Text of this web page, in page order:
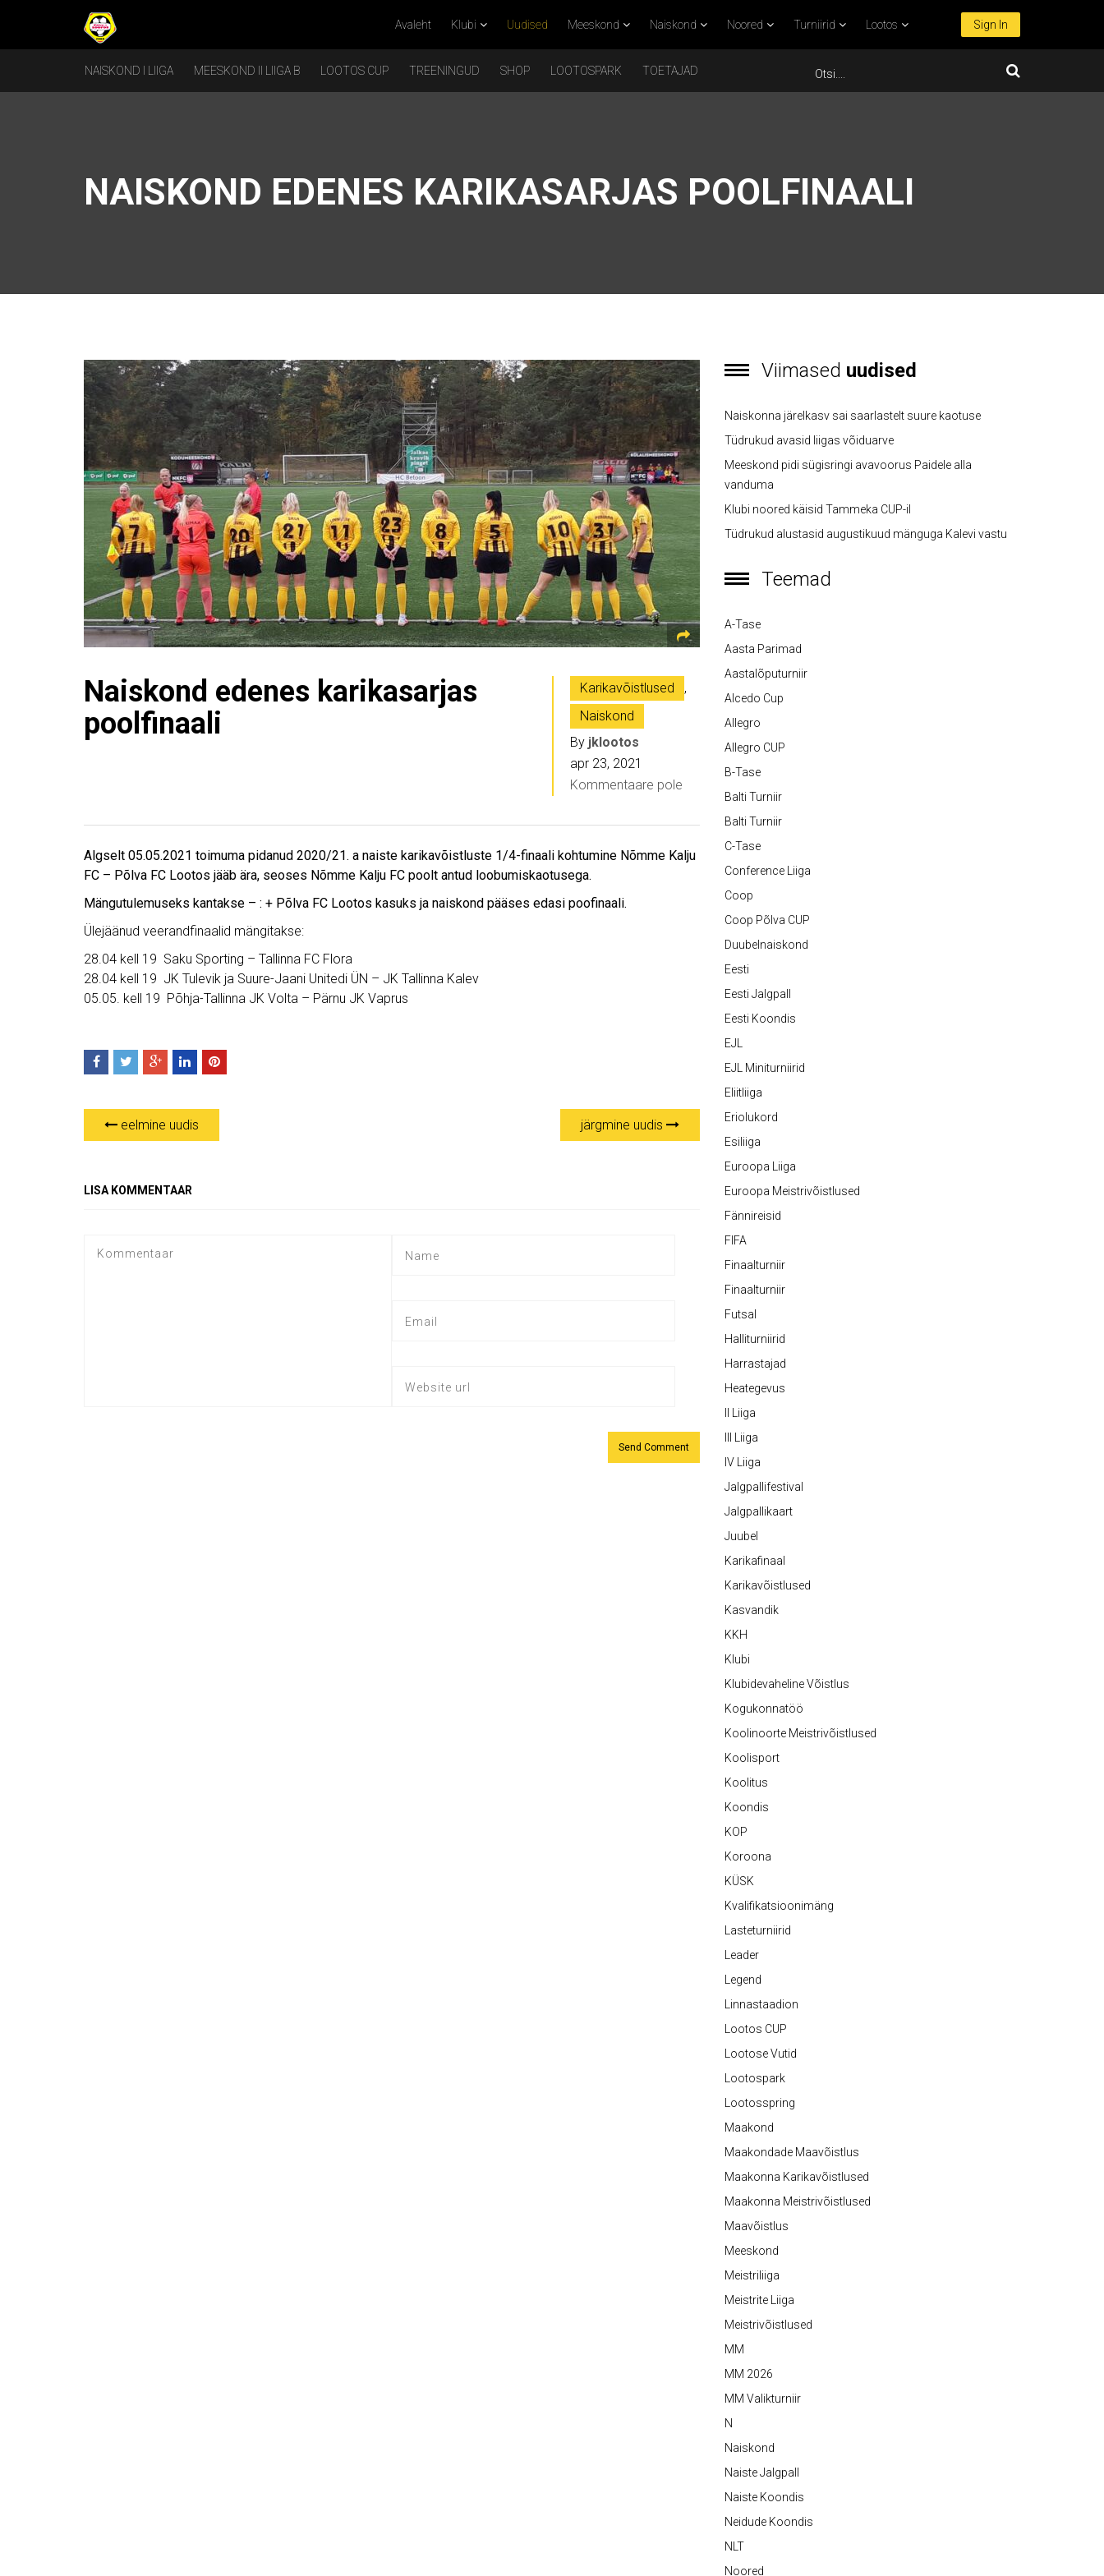
Avaleht Klubi Uudised Meeskond Naiskond Noored Turniirid Lootos Sign In
NAISKOND I LIIGA MEESKOND II LIIGA B LOOTOS CUP TREENINGUD SHOP LOOTOSPARK TOETAJAD
NAISKOND EDENES KARIKASARJAS POOLFINAALI
Naiskond edenes karikasarjas
poolfinaali
Karikavõistlused
,
Naiskond
By jklootos
apr 23, 2021
Kommentaare pole
Algselt 05.05.2021 toimuma pidanud 2020/21. a naiste karikavõistluste 1/4-finaali kohtumine Nõmme Kalju
FC – Põlva FC Lootos jääb ära, seoses Nõmme Kalju FC poolt antud loobumiskaotusega.
Mängutulemuseks kantakse – : + Põlva FC Lootos kasuks ja naiskond pääses edasi poofinaali.
Ülejäänud veerandfinaalid mängitakse:
28.04 kell 19 Saku Sporting – Tallinna FC Flora
28.04 kell 19 JK Tulevik ja Suure-Jaani Unitedi ÜN – JK Tallinna Kalev
05.05. kell 19 Põhja-Tallinna JK Volta – Pärnu JK Vaprus
eelmine uudis järgmine uudis
LISA KOMMENTAAR
Viimased uudised
Naiskonna järelkasv sai saarlastelt suure kaotuse
Tüdrukud avasid liigas võiduarve
Meeskond pidi sügisringi avavoorus Paidele alla
vanduma
Klubi noored käisid Tammeka CUP-il
Tüdrukud alustasid augustikuud mänguga Kalevi vastu
Teemad
A-Tase
Aasta Parimad
Aastalõputurniir
Alcedo Cup
Allegro
Allegro CUP
B-Tase
Balti Turniir
Balti Turniir
C-Tase
Conference Liiga
Coop
Coop Põlva CUP
Duubelnaiskond
Eesti
Eesti Jalgpall
Eesti Koondis
EJL
EJL Miniturniirid
Eliitliiga
Eriolukord
Esiliiga
Euroopa Liiga
Euroopa Meistrivõistlused
Fännireisid
FIFA
Finaalturniir
Finaalturniir
Futsal
Halliturniirid
Harrastajad
Heategevus
II Liiga
III Liiga
IV Liiga
Jalgpallifestival
Jalgpallikaart
Juubel
Karikafinaal
Karikavõistlused
Kasvandik
KKH
Klubi
Klubidevaheline Võistlus
Kogukonnatöö
Koolinoorte Meistrivõistlused
Koolisport
Koolitus
Koondis
KOP
Koroona
KÜSK
Kvalifikatsioonimäng
Lasteturniirid
Leader
Legend
Linnastaadion
Lootos CUP
Lootose Vutid
Lootospark
Lootosspring
Maakond
Maakondade Maavõistlus
Maakonna Karikavõistlused
Maakonna Meistrivõistlused
Maavõistlus
Meeskond
Meistriliiga
Meistrite Liiga
Meistrivõistlused
MM
MM 2026
MM Valikturniir
N
Naiskond
Naiste Jalgpall
Naiste Koondis
Neidude Koondis
NLT
Noored